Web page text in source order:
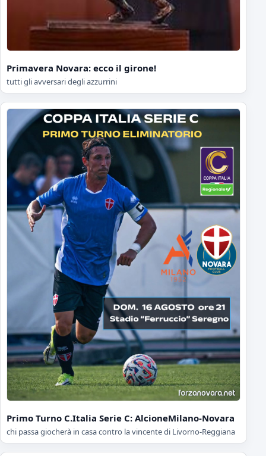
Primavera Novara: ecco il girone!
tutti gli avversari degli azzurrini
Primo Turno C.Italia Serie C: AlcioneMilano-Novara
chi passa giocherà in casa contro la vincente di Livorno-Reggiana